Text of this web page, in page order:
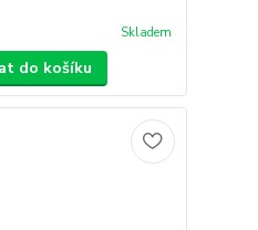
Skladem
do košíku